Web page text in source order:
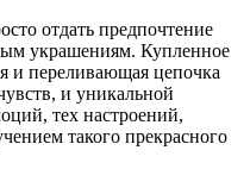
отдать предпочтение
украшениям. Купленное
и переливающая цепочка
и уникальной
тех настроений,
такого прекрасного